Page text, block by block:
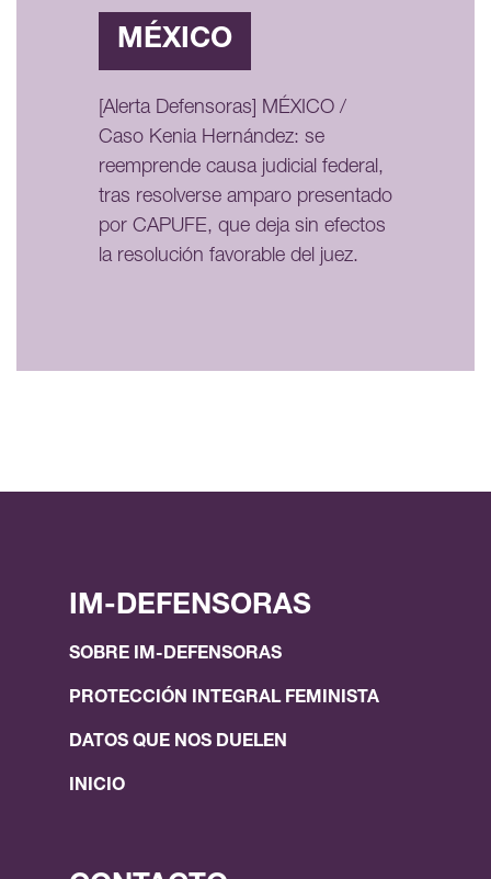
MÉXICO
[Alerta Defensoras] MÉXICO /
Caso Kenia Hernández: se
reemprende causa judicial federal,
tras resolverse amparo presentado
por CAPUFE, que deja sin efectos
la resolución favorable del juez.
IM-DEFENSORAS
SOBRE IM-DEFENSORAS
PROTECCIÓN INTEGRAL FEMINISTA
DATOS QUE NOS DUELEN
INICIO